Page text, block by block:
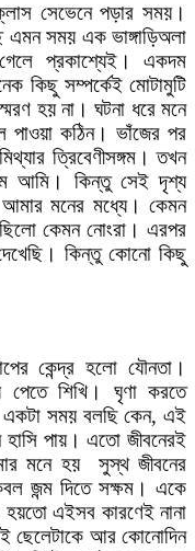
সেভেনে পড়ার সময়।
সময় এক ভাঙ্গাড়িঅলা
প্রকাশ্যেই। একদম
কিছু সম্পর্কেই মোটামুটি
হয় না। ঘটনা ধরে মনে
পাওয়া কঠিন। ভাঁজের পর
ত্রিবেণীসঙ্গম। তখন
আমি। কিন্তু সেই দৃশ্য
মনের মধ্যে। কেমন
ছিলো কেমন নোংরা। এরপর
কিন্তু কোনো কিছু
কেন্দ্র হলো যৌনতা।
শিখি। ঘৃণা করতে
একটা সময় বলছি কেন, এই
পায়। এতো জীবনেরই
মনে হয় সুস্থ জীবনের
জন্ম দিতে সক্ষম। একে
হয়তো এইসব কারণেই নানা
ছেলেটাকে আর কোনোদিন